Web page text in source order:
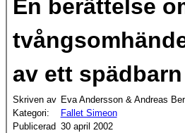
En berättelse
av ett spädbarn
Skriven av Eva Andersson & Andreas
Kategori:
Fallet Simeon
Publicerad 30 april 2002